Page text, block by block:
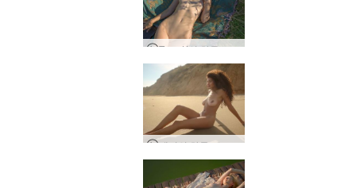
Taya K의 하루, 우크라이나 코스마흐
테티의 하루, 오데사, 우크라이나